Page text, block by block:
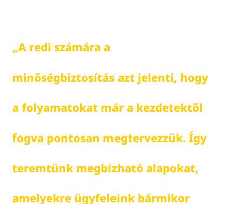
„A redi számára a
minőségbiztosítás azt jelenti, hogy
a folyamatokat már a kezdetektől
fogva pontosan megtervezzük. Így
teremtünk megbízható alapokat,
amelyekre ügyfeleink bármikor